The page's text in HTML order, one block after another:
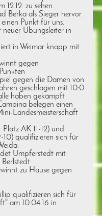
12.12. zu sehen.
Berka als Sieger hervor.
Punkt für uns.
neuer Übungsleiter in
in Weimar knapp mit
gegen
gegen die Damen von
geschlagen mit 10:0
haben gekämpft
belegen einen
Landesmeisterschaft
AK 11-12) und
qualifizieren sich für
Umpferstedt mit
Berlstedt
zu Hause gegen
qualifizieren sich für
am 10.04.16 in